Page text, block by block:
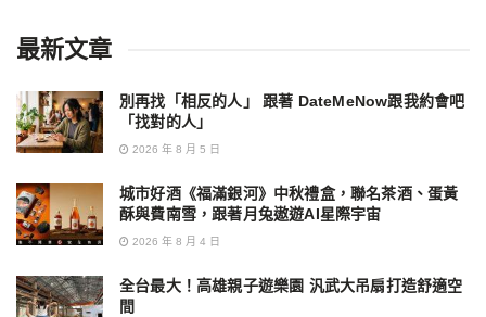
最新文章
別再找「相反的人」 跟著 DateMeNow跟我約會吧
「找對的人」
2026 年 8 月 5 日
城市好酒《福滿銀河》中秋禮盒，聯名茶酒、蛋黃
酥與費南雪，跟著月兔遨遊AI星際宇宙
2026 年 8 月 4 日
全台最大！高雄親子遊樂園 汎武大吊扇打造舒適空
間